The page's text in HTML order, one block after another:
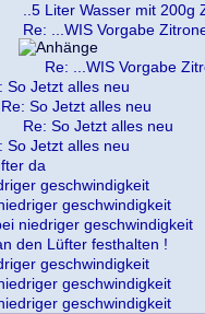
..5 Liter Wasser mit 200g
Re: ...WIS Vorgabe
Re: ...WIS Vorgabe
So Jetzt alles neu
Re: So Jetzt alles neu
Re: So Jetzt alles neu
So Jetzt alles neu
da
geschwindigkeit
geschwindigkeit
niedriger geschwindigkeit
den Lüfter festhalten !
geschwindigkeit
geschwindigkeit
geschwindigkeit